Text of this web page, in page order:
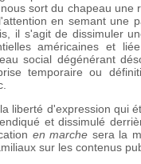
sort du chapeau une
en semant une
il s'agit de dissimuler
américaines et
social dégénérant
temporaire ou
liberté d'expression qui
et dissimulé
en marche sera la
sur les contenus